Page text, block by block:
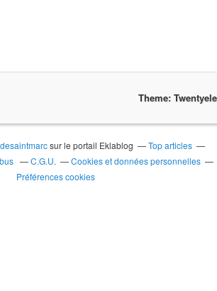
Theme:
sur le portail Eklablog
Top articles
C.G.U.
Cookies et données personnelles
Préférences cookies